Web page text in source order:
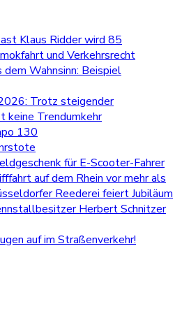
Klaus Ridder wird 85
und Verkehrsrecht
dem Wahnsinn: Beispiel
Trotz steigender
keine Trendumkehr
130
für E-Scooter-Fahrer
auf dem Rhein vor mehr als
Reederei feiert Jubiläum
Herbert Schnitzer
auf im Straßenverkehr!